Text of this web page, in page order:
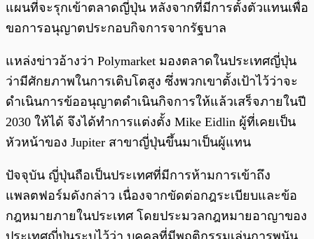
แผนที่จะรุกเข้าตลาดญี่ปุ่น หลังจากที่มีการตั้งตัวแทนเพื่อ
ขอการอนุญาตประกอบกิจการจากรัฐบาล
แหล่งข่าวอ้างว่า Polymarket มองตลาดในประเทศญี่ปุ่น
ว่ามีศักยภาพในการเติบโตสูง ซึ่งพวกเขาตั้งเป้าไว้ว่าจะ
ดำเนินการข้ออนุญาตดำเนินกิจการให้แล้วเสร็จภายในปี
2030 ให้ได้ จึงได้ทำการแต่งตั้ง Mike Eidlin ผู้ที่เคยเป็น
หัวหน้าของ Jupiter สาขาญี่ปุ่นขึ้นมาเป็นผู้แทน
ปัจจุบัน ญี่ปุ่นถือเป็นประเทศที่มีการห้ามการเข้าถึง
แพลตฟอร์มดังกล่าว เนื่องจากขัดต่อกฎระเบียบและข้อ
กฎหมายภายในประเทศ โดยประมวลกฎหมายอาญาของ